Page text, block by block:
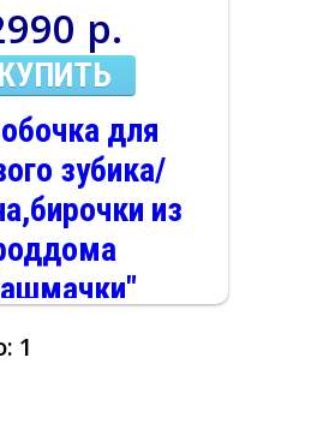
р.
КУПИТЬ
для
зубика/
из
кремовые
1